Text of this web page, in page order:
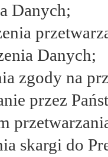
Danych;
Danych;
zgody na
przez
skargi do